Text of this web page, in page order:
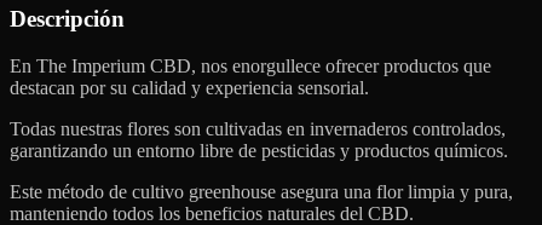
Descripción
En The Imperium CBD, nos enorgullece ofrecer productos que
destacan por su calidad y experiencia sensorial.
Todas nuestras flores son cultivadas en invernaderos controlados,
garantizando un entorno libre de pesticidas y productos químicos.
Este método de cultivo greenhouse asegura una flor limpia y pura,
manteniendo todos los beneficios naturales del CBD.